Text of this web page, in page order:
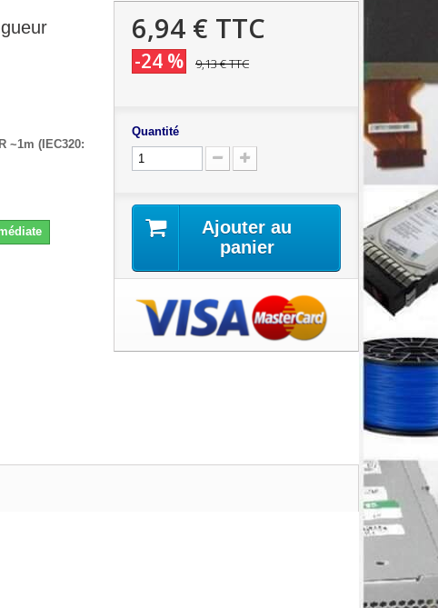
~1m (IEC320:
6,94 € TTC
-24 % 9,13 €TTC
Quantité
Ajouter au
panier